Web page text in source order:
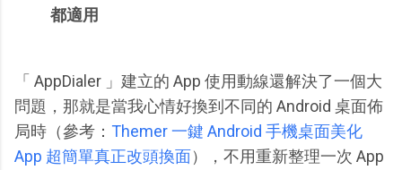
都適用
「 AppDialer 」建立的 App 使用動線還解決了一個大
問題，那就是當我心情好換到不同的 Android 桌面佈
局時（參考： Themer 一鍵 Android 手機桌面美化
App 超簡單真正改頭換面），不用重新整理一次 App